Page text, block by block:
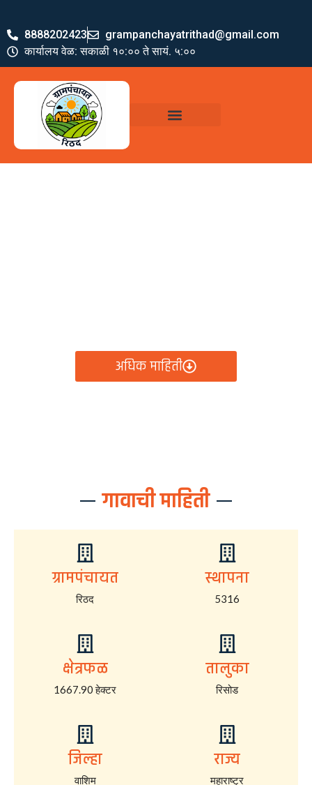
8888202423
grampanchayatrithad@gmail.com
कार्यालय वेळ: सकाळी १०:०० ते सायं. ५:००
अधिक माहिती
गावाची माहिती
ग्रामपंचायत
रिठद
स्थापना
5316
क्षेत्रफळ
1667.90 हेक्टर
तालुका
रिसोड
जिल्हा
वाशिम
राज्य
महाराष्ट्र